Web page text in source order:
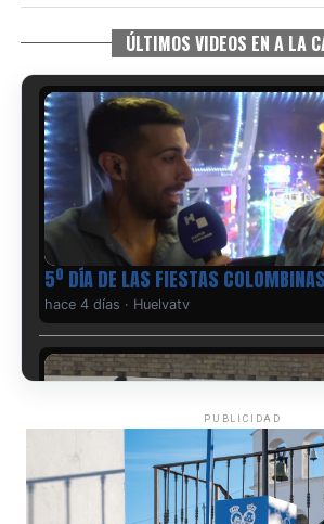
ÚLTIMOS VIDEOS EN A LA
5º DÍA DE LAS FIESTAS
hace 4 días · Huelvatv
PUBLICIDAD